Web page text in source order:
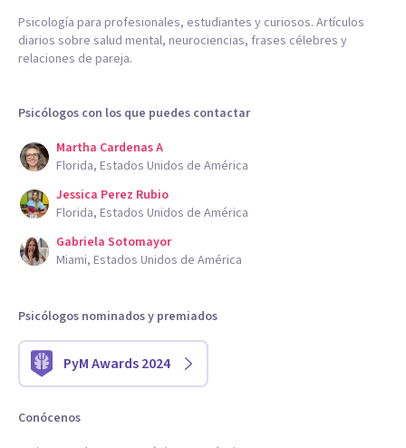
Psicología para profesionales, estudiantes y curiosos. Artículos
diarios sobre salud mental, neurociencias, frases célebres y
relaciones de pareja.
Psicólogos con los que puedes contactar
Martha Cardenas A
Florida, Estados Unidos de América
Jessica Perez Rubio
Florida, Estados Unidos de América
Gabriela Sotomayor
Miami, Estados Unidos de América
Psicólogos nominados y premiados
PyM Awards 2024
Conócenos